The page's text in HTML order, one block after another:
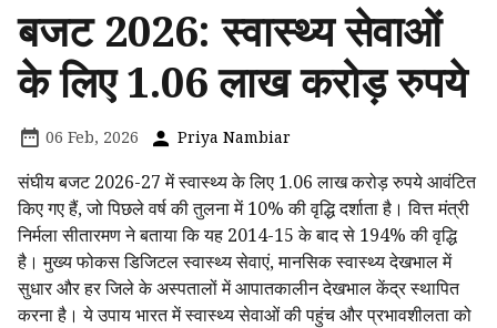
बजट 2026: स्वास्थ्य सेवाओं
के लिए 1.06 लाख करोड़ रुपये
06 Feb, 2026 Priya Nambiar
संघीय बजट 2026-27 में स्वास्थ्य के लिए 1.06 लाख करोड़ रुपये आवंटित
किए गए हैं, जो पिछले वर्ष की तुलना में 10% की वृद्धि दर्शाता है। वित्त मंत्री
निर्मला सीतारमण ने बताया कि यह 2014-15 के बाद से 194% की वृद्धि
है। मुख्य फोकस डिजिटल स्वास्थ्य सेवाएं, मानसिक स्वास्थ्य देखभाल में
सुधार और हर जिले के अस्पतालों में आपातकालीन देखभाल केंद्र स्थापित
करना है। ये उपाय भारत में स्वास्थ्य सेवाओं की पहुंच और प्रभावशीलता को